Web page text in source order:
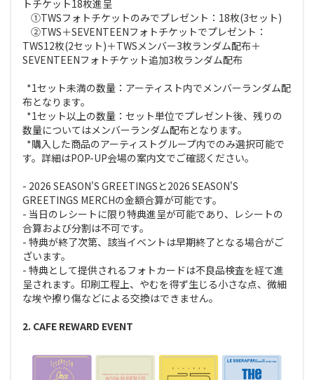
トチケット18枚進呈
①TWSフォトチケットのみでプレゼント：18枚(3セット)
②TWS＋SEVENTEENフォトチケットでプレゼント：
TWS12枚(2セット)＋TWSメンバー3枚ランダム配布＋
SEVENTEENフォトチケット追加3枚ランダム配布
*1セット未満の数量：アーティスト内でメンバーランダム配
布となります。
*1セット以上の数量：セット単位でプレゼント後、残りの
数量についてはメンバーランダム配布となります。
*購入した商品のアーティストグループ内でのみ選択可能で
す。詳細はPOP-UP会場の案内文でご確認ください。
- 2026 SEASON'S GREETINGSと2026 SEASON'S
GREETINGS MERCHの金額合算が可能です。
- 当日のレシートに限り特典進呈が可能であり、レシートの
合算および分割は不可です。
- 特典が終了次第、該当イベントは早期終了となる場合がご
ざいます。
- 特典として提供されるフォトカードは不良品検査を経て進
呈されます。印刷工程上、やむを得ず生じる小さな点、微細
な埃や擦り傷などによる交換はできません。
2. CAFE REWARD EVENT